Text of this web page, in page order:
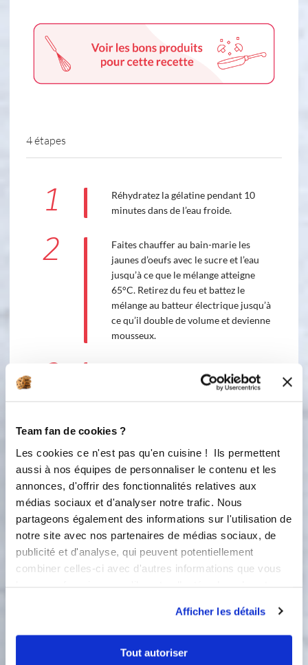
Team fan de cookies ?
Les cookies ce n'est pas qu'en cuisine ! Ils permettent
aussi à nos équipes de personnaliser le contenu et les
annonces, d'offrir des fonctionnalités relatives aux
médias sociaux et d'analyser notre trafic. Nous
partageons également des informations sur l'utilisation de
notre site avec nos partenaires de médias sociaux, de
publicité et d'analyse, qui peuvent potentiellement
combiner celles-ci avec d'autres informations que vous
Afficher les détails
Tout autoriser
4 étapes
1
Réhydratez la gélatine pendant 10
minutes dans de l’eau froide.
2
Faites chauffer au bain-marie les
jaunes d’oeufs avec le sucre et l’eau
jusqu’à ce que le mélange atteigne
65°C. Retirez du feu et battez le
mélange au batteur électrique jusqu’à
ce qu’il double de volume et devienne
mousseux.
3
réhydratée et fondue quelques
4
Montez la crème liquide en crème
fouettée et incorporez-la
délicatement dans la préparation.
Placez votre moule propre sur une
préparation dedans. Posez la
dacquoise amande dessus et placez au
congélateur pendant 5 heures.
Préparation du glaçage au